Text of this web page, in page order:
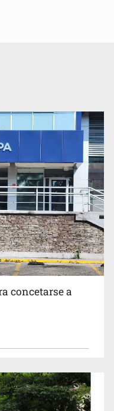
en suspensión
concetarse a